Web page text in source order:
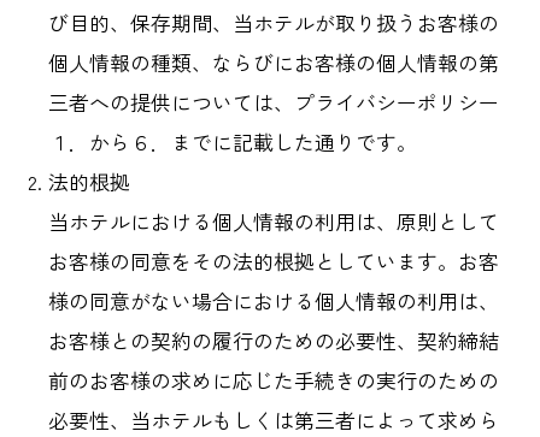
び目的、保存期間、当ホテルが取り扱うお客様の
個人情報の種類、ならびにお客様の個人情報の第
三者への提供については、プライバシーポリシー
１．から６．までに記載した通りです。
法的根拠
当ホテルにおける個人情報の利用は、原則として
お客様の同意をその法的根拠としています。お客
様の同意がない場合における個人情報の利用は、
お客様との契約の履行のための必要性、契約締結
前のお客様の求めに応じた手続きの実行のための
必要性、当ホテルもしくは第三者によって求めら